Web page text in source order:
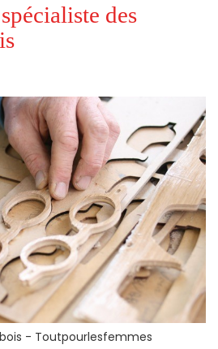
des
- Toutpourlesfemmes